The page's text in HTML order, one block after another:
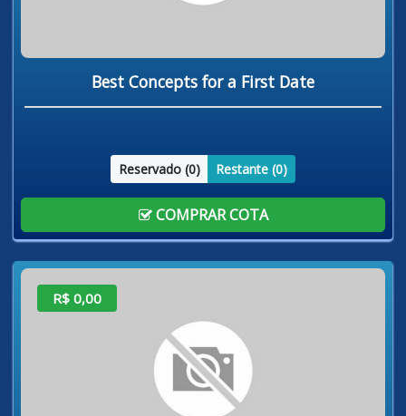
Best Concepts for a First Date
Reservado (0) Restante (0)
COMPRAR COTA
R$ 0,00